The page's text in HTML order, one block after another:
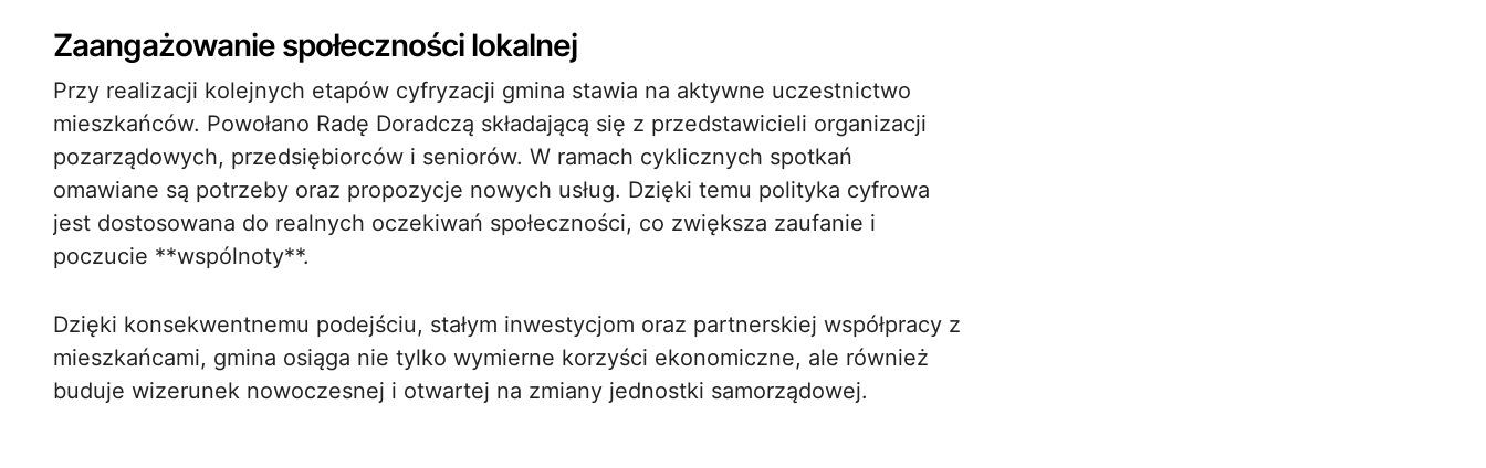
Zaangażowanie społeczności lokalnej
Przy realizacji kolejnych etapów cyfryzacji gmina stawia na aktywne uczestnictwo
mieszkańców. Powołano Radę Doradczą składającą się z przedstawicieli organizacji
pozarządowych, przedsiębiorców i seniorów. W ramach cyklicznych spotkań
omawiane są potrzeby oraz propozycje nowych usług. Dzięki temu polityka cyfrowa
jest dostosowana do realnych oczekiwań społeczności, co zwiększa zaufanie i
poczucie **wspólnoty**.
Dzięki konsekwentnemu podejściu, stałym inwestycjom oraz partnerskiej współpracy z
mieszkańcami, gmina osiąga nie tylko wymierne korzyści ekonomiczne, ale również
buduje wizerunek nowoczesnej i otwartej na zmiany jednostki samorządowej.